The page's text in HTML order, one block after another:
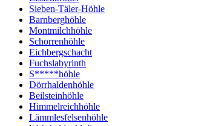
Sieben-Täler-Höhle
Barnberghöhle
Montmilchhöhle
Schorrenhöhle
Eichbergschacht
Fuchslabyrinth
S*****höhle
Dörrhaldenhöhle
Beilsteinhöhle
Himmelreichhöhle
Lämmlesfelsenhöhle